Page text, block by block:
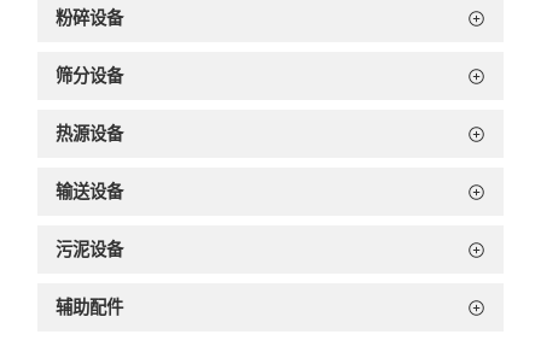
粉碎设备
筛分设备
热源设备
输送设备
污泥设备
辅助配件